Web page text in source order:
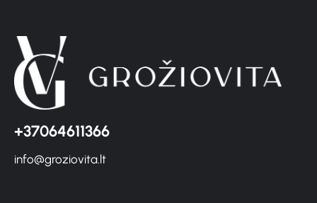
+37064611366
info@groziovita.lt